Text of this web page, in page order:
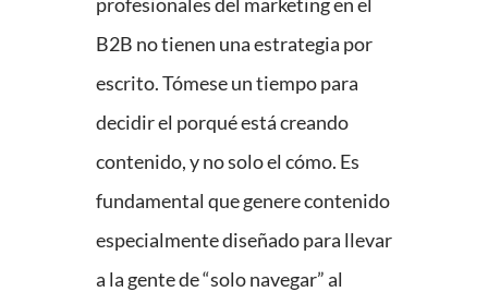
B2B no tienen una estrategia por
escrito. Tómese un tiempo para
decidir el porqué está creando
contenido, y no solo el cómo. Es
fundamental que genere contenido
especialmente diseñado para llevar
a la gente de “solo navegar” al